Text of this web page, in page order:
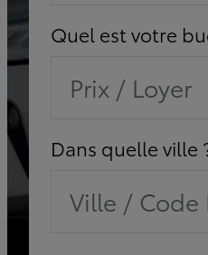
Quel est votre
Prix / Loyer
Dans quelle ville
Ville / Code